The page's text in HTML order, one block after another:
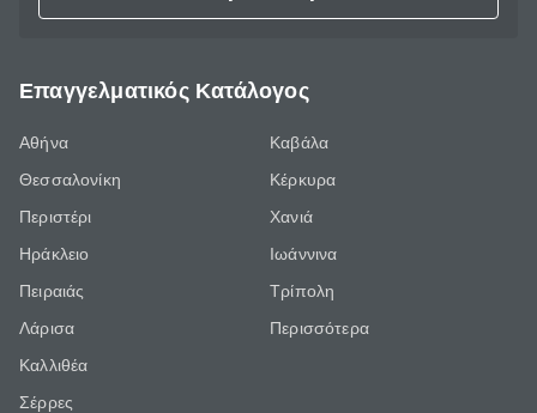
Επαγγελματικός Κατάλογος
Αθήνα
Θεσσαλονίκη
Περιστέρι
Ηράκλειο
Πειραιάς
Λάρισα
Καλλιθέα
Σέρρες
Καβάλα
Κέρκυρα
Χανιά
Ιωάννινα
Τρίπολη
Περισσότερα